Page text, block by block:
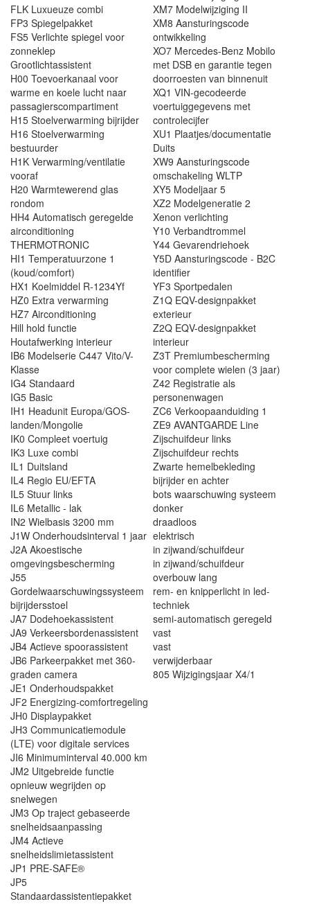
FLK Luxueuze combi
FP3 Spiegelpakket
FS5 Verlichte spiegel voor
zonneklep
Grootlichtassistent
H00 Toevoerkanaal voor
warme en koele lucht naar
passagierscompartiment
H15 Stoelverwarming bijrijder
H16 Stoelverwarming
bestuurder
H1K Verwarming/ventilatie
vooraf
H20 Warmtewerend glas
rondom
HH4 Automatisch geregelde
airconditioning
THERMOTRONIC
HI1 Temperatuurzone 1
(koud/comfort)
HX1 Koelmiddel R-1234Yf
HZ0 Extra verwarming
HZ7 Airconditioning
Hill hold functie
Houtafwerking interieur
IB6 Modelserie C447 Vito/V-
Klasse
IG4 Standaard
IG5 Basic
IH1 Headunit Europa/GOS-
landen/Mongolie
IK0 Compleet voertuig
IK3 Luxe combi
IL1 Duitsland
IL4 Regio EU/EFTA
IL5 Stuur links
IL6 Metallic - lak
IN2 Wielbasis 3200 mm
J1W Onderhoudsinterval 1 jaar
J2A Akoestische
omgevingsbescherming
J55
Gordelwaarschuwingssysteem
bijrijdersstoel
JA7 Dodehoekassistent
JA9 Verkeersbordenassistent
JB4 Actieve spoorassistent
JB6 Parkeerpakket met 360-
graden camera
JE1 Onderhoudspakket
JF2 Energizing-comfortregeling
JH0 Displaypakket
JH3 Communicatiemodule
(LTE) voor digitale services
JI6 Minimuminterval 40.000 km
JM2 Uitgebreide functie
opnieuw wegrijden op
snelwegen
JM3 Op traject gebaseerde
snelheidsaanpassing
JM4 Actieve
snelheidslimietassistent
JP1 PRE-SAFE®
JP5
Standaardassistentiepakket
XM7 Modelwijziging II
XM8 Aansturingscode
ontwikkeling
XO7 Mercedes-Benz Mobilo
met DSB en garantie tegen
doorroesten van binnenuit
XQ1 VIN-gecodeerde
voertuiggegevens met
controlecijfer
XU1 Plaatjes/documentatie
Duits
XW9 Aansturingscode
omschakeling WLTP
XY5 Modeljaar 5
XZ2 Modelgeneratie 2
Xenon verlichting
Y10 Verbandtrommel
Y44 Gevarendriehoek
Y5D Aansturingscode - B2C
identifier
YF3 Sportpedalen
Z1Q EQV-designpakket
exterieur
Z2Q EQV-designpakket
interieur
Z3T Premiumbescherming
voor complete wielen (3 jaar)
Z42 Registratie als
personenwagen
ZC6 Verkoopaanduiding 1
ZE9 AVANTGARDE Line
Zijschuifdeur links
Zijschuifdeur rechts
Zwarte hemelbekleding
bijrijder en achter
bots waarschuwing systeem
donker
draadloos
elektrisch
in zijwand/schuifdeur
in zijwand/schuifdeur
overbouw lang
rem- en knipperlicht in led-
techniek
semi-automatisch geregeld
vast
vast
verwijderbaar
805 Wijzigingsjaar X4/1